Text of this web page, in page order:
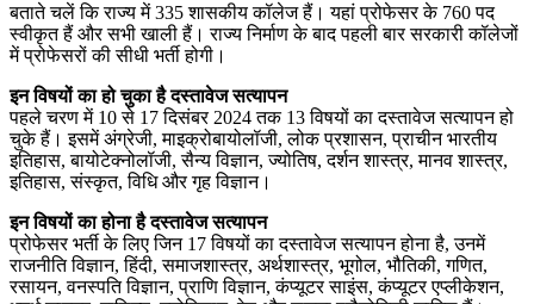
बताते चलें कि राज्य में 335 शासकीय कॉलेज हैं। यहां प्रोफेसर के 760 पद
स्वीकृत हैं और सभी खाली हैं। राज्य निर्माण के बाद पहली बार सरकारी कॉलेजों
में प्रोफेसरों की सीधी भर्ती होगी।
इन विषयों का हो चुका है दस्तावेज सत्यापन
पहले चरण में 10 से 17 दिसंबर 2024 तक 13 विषयों का दस्तावेज सत्यापन हो
चुके हैं। इसमें अंग्रेजी, माइक्रोबायोलॉजी, लोक प्रशासन, प्राचीन भारतीय
इतिहास, बायोटेक्नोलॉजी, सैन्य विज्ञान, ज्योतिष, दर्शन शास्त्र, मानव शास्त्र,
इतिहास, संस्कृत, विधि और गृह विज्ञान।
इन विषयों का होना है दस्तावेज सत्यापन
प्रोफेसर भर्ती के लिए जिन 17 विषयों का दस्तावेज सत्यापन होना है, उनमें
राजनीति विज्ञान, हिंदी, समाजशास्त्र, अर्थशास्त्र, भूगोल, भौतिकी, गणित,
रसायन, वनस्पति विज्ञान, प्राणि विज्ञान, कंप्यूटर साइंस, कंप्यूटर एप्लीकेशन,